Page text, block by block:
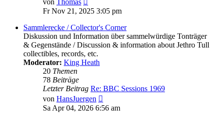
von Thomas
Beitrag
Fr Nov 21, 2025 3:05 pm
Sammlerecke / Collector's Corner
Diskussion und Information über sammelwürdige Tonträger
& Gegenstände / Discussion & information about Jethro Tull
collectibles, records, etc.
Moderator: King Heath
20 Themen
78 Beiträge
Letzter Beitrag Re: BBC Sessions 1969
von HansJuergen
Beitrag
Sa Apr 04, 2026 6:56 am